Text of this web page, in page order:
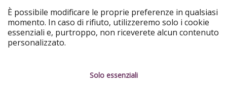
Conoscici meglio
Chi siamo
Lavora con noi
Informazioni legali
Termini d' Uso
È possibile modificare le proprie preferenze in qualsiasi
momento. In caso di rifiuto, utilizzeremo solo i cookie
essenziali e, purtroppo, non riceverete alcun contenuto
personalizzato.
Solo essenziali